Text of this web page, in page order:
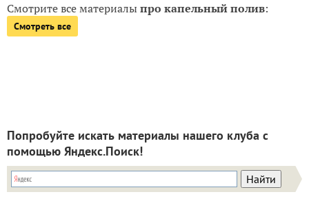
Смотрите все материалыпро капельный полив:
Смотреть все
Попробуйте искать материалы нашего клуба с
помощью Яндекс.Поиск!